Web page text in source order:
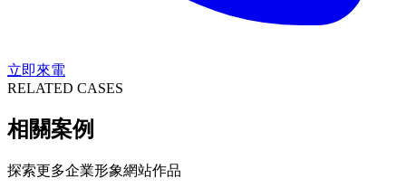
立即來電
RELATED CASES
相關案例
探索更多企業形象網站作品